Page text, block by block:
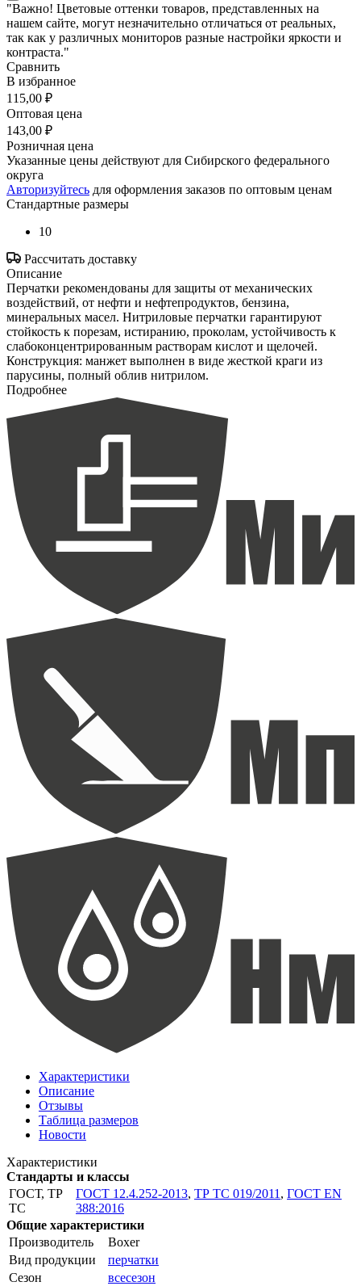
"Важно! Цветовые оттенки товаров, представленных на
нашем сайте, могут незначительно отличаться от реальных,
так как у различных мониторов разные настройки яркости и
контраста."
Сравнить
В избранное
115,00 ₽
Оптовая цена
143,00 ₽
Розничная цена
Указанные цены действуют для Сибирского федерального
округа
Авторизуйтесь для оформления заказов по оптовым ценам
Стандартные размеры
10
Рассчитать доставку
Описание
Перчатки рекомендованы для защиты от механических
воздействий, от нефти и нефтепродуктов, бензина,
минеральных масел. Нитриловые перчатки гарантируют
стойкость к порезам, истиранию, проколам, устойчивость к
слабоконцентрированным растворам кислот и щелочей.
Конструкция: манжет выполнен в виде жесткой краги из
парусины, полный облив нитрилом.
Подробнее
Характеристики
Описание
Отзывы
Таблица размеров
Новости
Характеристики
Стандарты и классы
ГОСТ, ТР
ТС
ГОСТ 12.4.252-2013, ТР ТС 019/2011 , ГОСТ EN
388:2016
Общие характеристики
Производитель
Boxer
Вид продукции
перчатки
Сезон
всесезон